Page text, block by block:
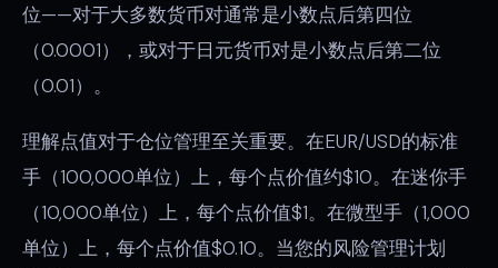
位——对于大多数货币对通常是小数点后第四位
（0.0001），或对于日元货币对是小数点后第二位
（0.01）。
理解点值对于仓位管理至关重要。在EUR/USD的标准
手（100,000单位）上，每个点价值约$10。在迷你手
（10,000单位）上，每个点价值$1。在微型手（1,000
单位）上，每个点价值$0.10。当您的风险管理计划